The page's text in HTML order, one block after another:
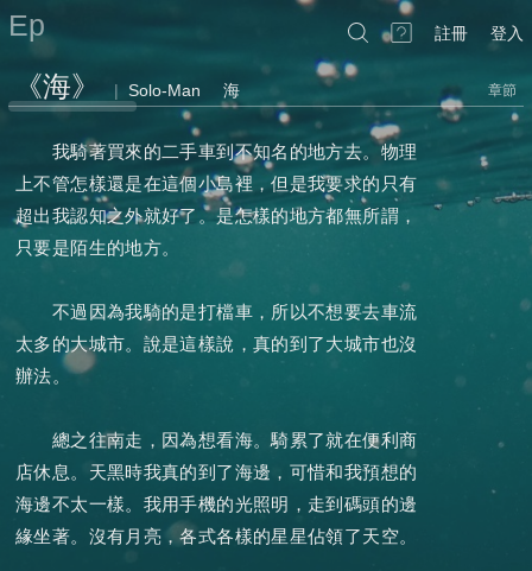
Ep 註冊 登入
《海》 | Solo-Man 海 章節
我騎著買來的二手車到不知名的地方去。物理
上不管怎樣還是在這個小島裡，但是我要求的只有
超出我認知之外就好了。是怎樣的地方都無所謂，
只要是陌生的地方。
不過因為我騎的是打檔車，所以不想要去車流
太多的大城市。說是這樣說，真的到了大城市也沒
辦法。
總之往南走，因為想看海。騎累了就在便利商
店休息。天黑時我真的到了海邊，可惜和我預想的
海邊不太一樣。我用手機的光照明，走到碼頭的邊
緣坐著。沒有月亮，各式各樣的星星佔領了天空。